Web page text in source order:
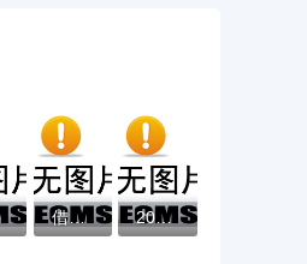
借款三千必下款全攻略：零门槛小额贷款这样... 2025花户风控必过的口子怎么找？最新避坑指...